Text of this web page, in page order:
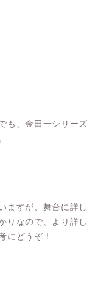
も、金田一シリーズ
ますが、舞台に詳し
りなので、より詳し
にどうぞ！